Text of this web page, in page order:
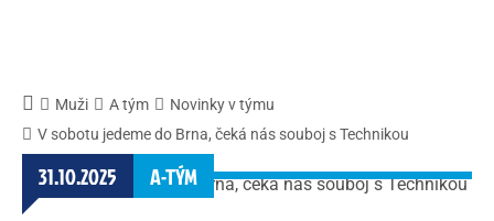
Muži A tým
Novinky v týmu
V sobotu jedeme do Brna, čeká nás souboj s Technikou
31.10.2025 A-TÝM